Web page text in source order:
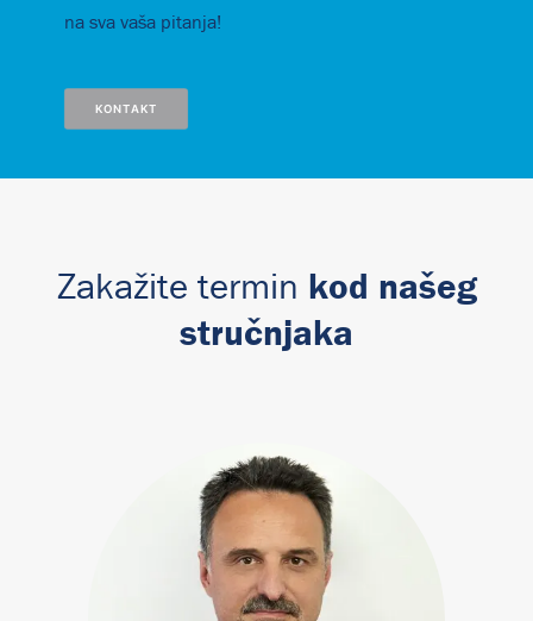
na sva vaša pitanja!
KONTAKT
Zakažite termin kod našeg
stručnjaka